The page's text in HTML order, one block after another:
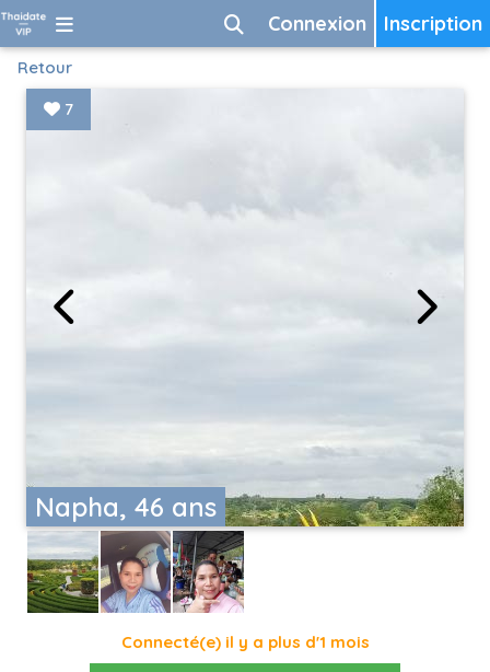
Inscription
Connexion
Retour
Napha, 46 ans
7
Connecté(e) il y a plus d'1 mois